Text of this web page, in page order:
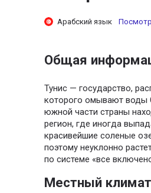
Арабский язык
Общая
Тунис — государство,
которого омывают воды
южной части страны
регион, где иногда
красивейшие соленые
поэтому неуклонно
по системе «все
Местный климат